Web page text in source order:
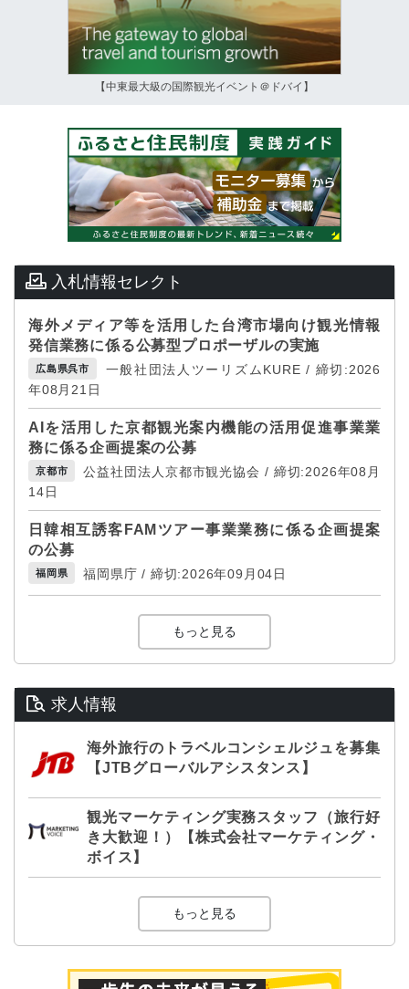
【中東最大級の国際観光イベント＠ドバイ】
入札情報セレクト
海外メディア等を活用した台湾市場向け観光情報
発信業務に係る公募型プロポーザルの実施
広島県呉市
一般社団法人ツーリズムKURE / 締切:2026
年08月21日
AIを活用した京都観光案内機能の活用促進事業業
務に係る企画提案の公募
京都市
公益社団法人京都市観光協会 / 締切:2026年08月
14日
日韓相互誘客FAMツアー事業業務に係る企画提案
の公募
福岡県 福岡県庁 / 締切:2026年09月04日
もっと見る
求人情報
海外旅行のトラベルコンシェルジュを募集
【JTBグローバルアシスタンス】
観光マーケティング実務スタッフ（旅行好
き大歓迎！）【株式会社マーケティング・
ボイス】
もっと見る